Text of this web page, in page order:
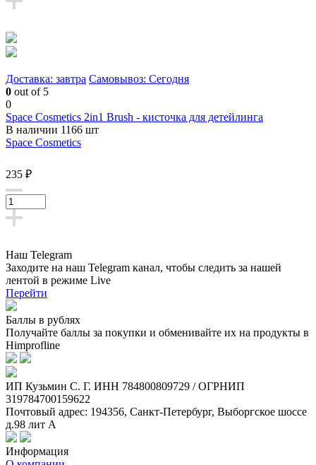
Доставка: завтра Самовывоз: Сегодня
0 out of 5
0
Space Cosmetics 2in1 Brush - кисточка для детейлинга
В наличии 1166 шт
Space Cosmetics
235 ₽
Наш Telegram
Заходите на наш Telegram канал, чтобы следить за нашей
лентой в режиме Live
Перейти
Баллы в рублях
Получайте баллы за покупки и обменивайте их на продукты в
Himprofline
ИП Кузьмин C. Г. ИНН 784800809729 / ОГРНИП
319784700159622
Почтовый адрес: 194356, Санкт-Петербург, Выборгское шоссе
д.98 лит А
Информация